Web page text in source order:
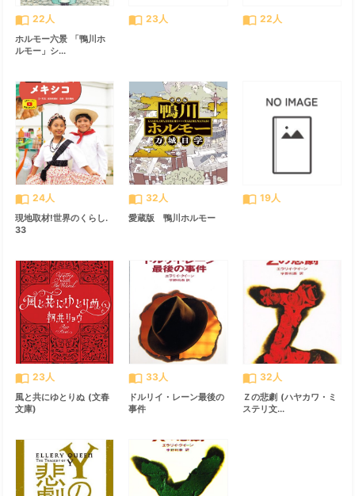
import_contacts 22人
ホルモー六景 「鴨川ホ
ルモー」シ...
import_contacts 23人 import_contacts 22人
import_contacts 24人
現地取材!世界のくらし.
33
import_contacts 32人
愛蔵版 鴨川ホルモー
import_contacts 19人
import_contacts 23人
風と共にゆとりぬ (文春
文庫)
import_contacts 33人
ドルリイ・レーン最後の
事件
import_contacts 32人
Ｚの悲劇 (ハヤカワ・ミ
ステリ文...